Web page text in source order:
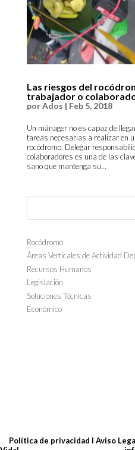
Las riesgos del
trabajador o
porAdos | Feb 5, 2018
Un mánager no es capaz de
tareas necesarias a realizar en
rocódromo. Delegar
colaboradores es una de las
sano que mantenga su...
Rocódromo
Áreas Verticales de Actividad
Recursos Humanos
Legislación
Soluciones Técnicas
Económico
Política de privacidad I Aviso